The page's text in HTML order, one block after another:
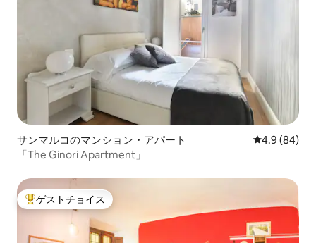
サンマルコのマンション・アパート レビュー84
4.9 (84)
「The Ginori Apartment」
大好評のゲストチョイスです。
ゲストチョイス